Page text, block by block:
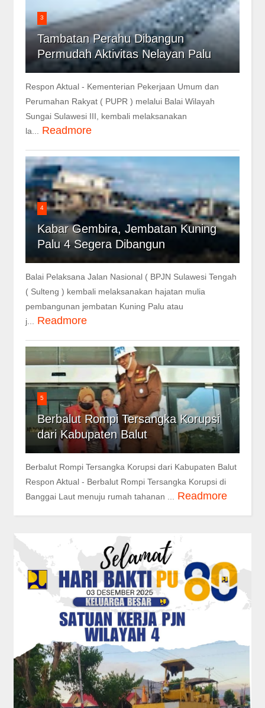
3
Tambatan Perahu Dibangun
Permudah Aktivitas Nelayan Palu
Respon Aktual - Kementerian Pekerjaan Umum dan
Perumahan Rakyat ( PUPR ) melalui Balai Wilayah
Sungai Sulawesi III, kembali melaksanakan
la...
Readmore
4
Kabar Gembira, Jembatan Kuning
Palu 4 Segera Dibangun
Balai Pelaksana Jalan Nasional ( BPJN Sulawesi Tengah
( Sulteng ) kembali melaksanakan hajatan mulia
pembangunan jembatan Kuning Palu atau
j...
Readmore
5
Berbalut Rompi Tersangka Korupsi
dari Kabupaten Balut
Berbalut Rompi Tersangka Korupsi dari Kabupaten Balut
Respon Aktual - Berbalut Rompi Tersangka Korupsi di
Banggai Laut menuju rumah tahanan ...
Readmore